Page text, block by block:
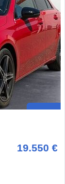
19.550 €